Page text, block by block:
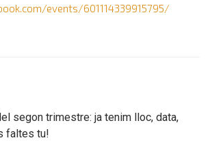
events/601114339915795/
segon trimestre: ja tenim lloc, data,
faltes tu!